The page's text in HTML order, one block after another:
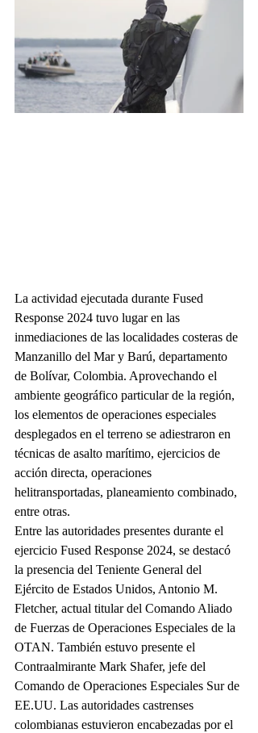
La actividad ejecutada durante Fused
Response 2024 tuvo lugar en las
inmediaciones de las localidades costeras de
Manzanillo del Mar y Barú, departamento
de Bolívar, Colombia. Aprovechando el
ambiente geográfico particular de la región,
los elementos de operaciones especiales
desplegados en el terreno se adiestraron en
técnicas de asalto marítimo, ejercicios de
acción directa, operaciones
helitransportadas, planeamiento combinado,
entre otras.
Entre las autoridades presentes durante el
ejercicio Fused Response 2024, se destacó
la presencia del Teniente General del
Ejército de Estados Unidos, Antonio M.
Fletcher, actual titular del Comando Aliado
de Fuerzas de Operaciones Especiales de la
OTAN. También estuvo presente el
Contraalmirante Mark Shafer, jefe del
Comando de Operaciones Especiales Sur de
EE.UU. Las autoridades castrenses
colombianas estuvieron encabezadas por el